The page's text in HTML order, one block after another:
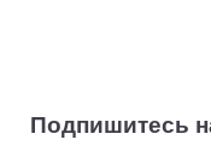
Подпишитесь